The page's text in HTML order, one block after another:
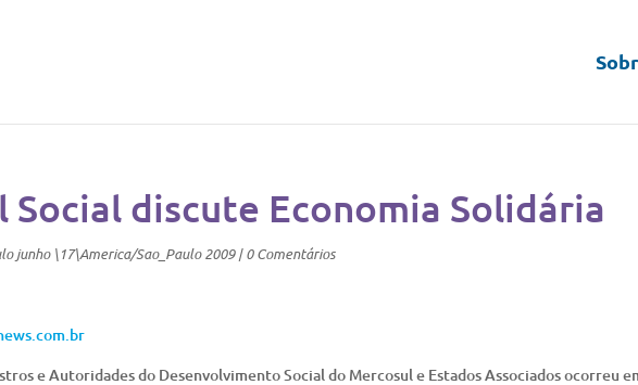
Social discute Economia Solidária
junho \17\America/Sao_Paulo 2009|0 Comentários
e Autoridades do Desenvolvimento Social do Mercosul e Estados Associados ocorreu